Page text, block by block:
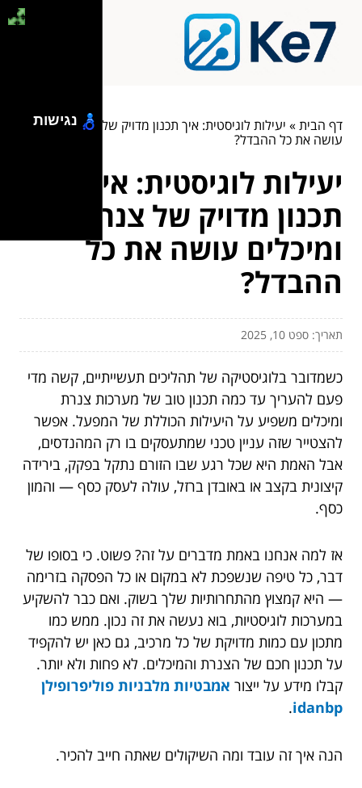
דף הבית» יעילות לוגיסטית: איך תכנון מדויק של צנרת ומיכלים
עושה את כל ההבדל?
יעילות לוגיסטית: איך
תכנון מדויק של צנרת
ומיכלים עושה את כל
ההבדל?
תאריך: ספט 10, 2025
כשמדובר בלוגיסטיקה של תהליכים תעשייתיים, קשה מדי
פעם להעריך עד כמה תכנון טוב של מערכות צנרת
ומיכלים משפיע על היעילות הכוללת של המפעל. אפשר
להצטייר שזה עניין טכני שמתעסקים בו רק המהנדסים,
אבל האמת היא שכל רגע שבו הזורם נתקל בפקק, בירידה
קיצונית בקצב או באובדן ברזל, עולה לעסק כסף — והמון
כסף.
אז למה אנחנו באמת מדברים על זה? פשוט. כי בסופו של
דבר, כל טיפה שנשפכת לא במקום או כל הפסקה בזרימה
— היא קמצוץ מהתחרותיות שלך בשוק. ואם כבר להשקיע
במערכות לוגיסטיות, בוא נעשה את זה נכון. ממש כמו
מתכון עם כמות מדויקת של כל מרכיב, גם כאן יש להקפיד
על תכנון חכם של הצנרת והמיכלים. לא פחות ולא יותר.
קבלו מידע על ייצור אמבטיות מלבניות פוליפרופילן
idanbp
.
הנה איך זה עובד ומה השיקולים שאתה חייב להכיר.
נגישות